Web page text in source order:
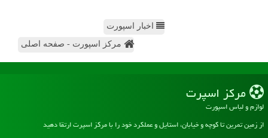
اخبار اسپورت
مرکز اسپورت - صفحه اصلی
مركز اسپرت
لوازم و لباس اسپورت
از زمین تمرین تا کوچه و خیابان، استایل و عملکرد خود را با مرکز اسپرت ارتقا دهید